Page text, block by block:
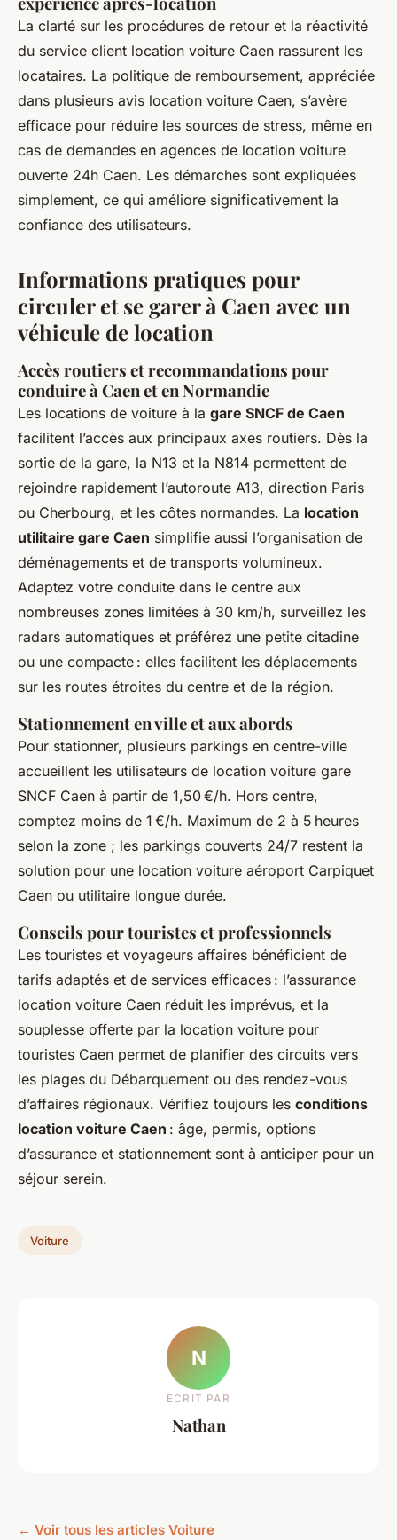
La clarté sur les procédures de retour et la réactivité
du service client location voiture Caen rassurent les
locataires. La politique de remboursement, appréciée
dans plusieurs avis location voiture Caen, s’avère
efficace pour réduire les sources de stress, même en
cas de demandes en agences de location voiture
ouverte 24h Caen. Les démarches sont expliquées
simplement, ce qui améliore significativement la
confiance des utilisateurs.
Informations pratiques pour
circuler et se garer à Caen avec un
véhicule de location
Accès routiers et recommandations pour
conduire à Caen et en Normandie
Les locations de voiture à la gare SNCF de Caen
facilitent l’accès aux principaux axes routiers. Dès la
sortie de la gare, la N13 et la N814 permettent de
rejoindre rapidement l’autoroute A13, direction Paris
ou Cherbourg, et les côtes normandes. La location
utilitaire gare Caen simplifie aussi l’organisation de
déménagements et de transports volumineux.
Adaptez votre conduite dans le centre aux
nombreuses zones limitées à 30 km/h, surveillez les
radars automatiques et préférez une petite citadine
ou une compacte : elles facilitent les déplacements
sur les routes étroites du centre et de la région.
Stationnement en ville et aux abords
Pour stationner, plusieurs parkings en centre-ville
accueillent les utilisateurs de location voiture gare
SNCF Caen à partir de 1,50 €/h. Hors centre,
comptez moins de 1 €/h. Maximum de 2 à 5 heures
selon la zone ; les parkings couverts 24/7 restent la
solution pour une location voiture aéroport Carpiquet
Caen ou utilitaire longue durée.
Conseils pour touristes et professionnels
Les touristes et voyageurs affaires bénéficient de
tarifs adaptés et de services efficaces : l’assurance
location voiture Caen réduit les imprévus, et la
souplesse offerte par la location voiture pour
touristes Caen permet de planifier des circuits vers
les plages du Débarquement ou des rendez-vous
d’affaires régionaux. Vérifiez toujours les conditions
location voiture Caen : âge, permis, options
d’assurance et stationnement sont à anticiper pour un
séjour serein.
Voiture
N
ECRIT PAR
Nathan
← Voir tous les articles Voiture